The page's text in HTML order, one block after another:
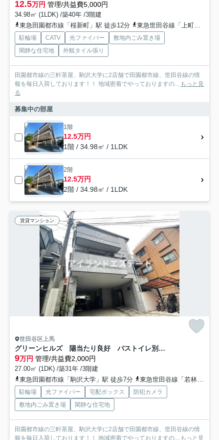
12.5万円 管理/共益費5,000円
34.98㎡ (1LDK) /築40年 /3階建
東急田園都市線「桜新町」駅 徒歩12分
東急世田谷線「上町」駅 徒歩12分
駐輪場 CATV 光ファイバー
敷地内ごみ置き場
閑静な住宅地
外観タイル張り
田園都市線の三軒茶屋、駒沢大学に2店舗で田園都市線、世田谷線の情
報を毎日入荷しております！！ 地域密着でやっておりますの... もっと見
る
募集中の部屋
1階
12.5万円
1階 / 34.98㎡ / 1LDK
2階
12.5万円
2階 / 34.98㎡ / 1LDK
賃貸マンション
世田谷区上馬
グリーンヒルズ 陽当たり良好 バストイレ別 TVドアフォン
9万円 管理/共益費2,000円
27.00㎡ (1DK) /築31年 /3階建
東急田園都市線「駒沢大学」駅 徒歩7分
東急世田谷線「若林」駅 徒歩13分
駐輪場 光ファイバー 宅配ボックス
防犯カメラ
敷地内ごみ置き場
閑静な住宅地
田園都市線の三軒茶屋、駒沢大学に2店舗で田園都市線、世田谷線の情
報を毎日入荷しております！！ 地域密着でやっておりますの... もっと見